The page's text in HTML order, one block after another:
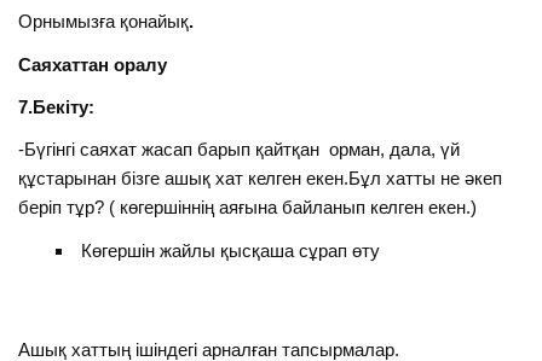
Орнымызға қонайық.
Саяхаттан оралу
7.Бекіту:
-Бүгінгі саяхат жасап барып қайтқан орман, дала, үй
құстарынан бізге ашық хат келген екен.Бұл хатты не әкеп
беріп тұр? ( көгершіннің аяғына байланып келген екен.)
Көгершін жайлы қысқаша сұрап өту
Ашық хаттың ішіндегі арналған тапсырмалар.